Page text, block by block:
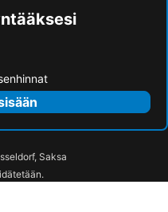
Zakynthos Hotel
Mare Boutique Hotel
Hotel Zakynthos
Lofos Strani
Saksa